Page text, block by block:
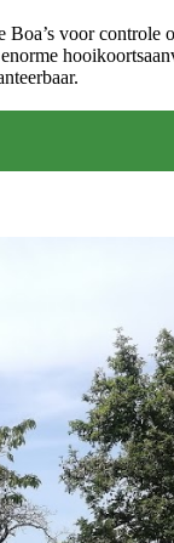
voor controle